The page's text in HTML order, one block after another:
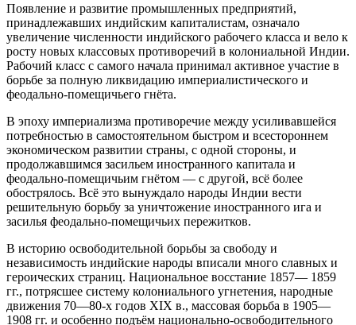
Появление и развитие промышленных предприятий,
принадлежавших индийским капиталистам, означало
увеличение численности индийского рабочего класса и вело к
росту новых классовых противоречий в колониальной Индии.
Рабочий класс с самого начала принимал активное участие в
борьбе за полную ликвидацию империалистического и
феодально-помещичьего гнёта.
В эпоху империализма противоречие между усиливавшейся
потребностью в самостоятельном быстром и всестороннем
экономическом развитии страны, с одной стороны, и
продолжавшимся засильем иностранного капитала и
феодально-помещичьим гнётом — с другой, всё более
обострялось. Всё это вынуждало народы Индии вести
решительную борьбу за уничтожение иностранного ига и
засилья феодально-помещичьих пережитков.
В историю освободительной борьбы за свободу и
независимость индийские народы вписали много славных и
героических страниц. Национальное восстание 1857— 1859
гг., потрясшее систему колониального угнетения, народные
движения 70—80-х годов XIX в., массовая борьба в 1905—
1908 гг. и особенно подъём национально-освободительного